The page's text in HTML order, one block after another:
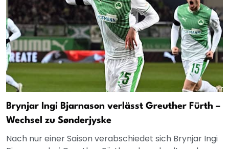
Brynjar Ingi Bjarnason verlässt Greuther Fürth –
Wechsel zu Sønderjyske
Nach nur einer Saison verabschiedet sich Brynjar Ingi